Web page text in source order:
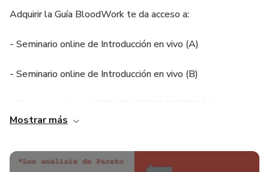
Adquirir la Guía BloodWork te da acceso a:
- Seminario online de Introducción en vivo (A)
- Seminario online de Introducción en vivo (B)
- Mentoría grupal online de Interpretación de tus análisis
Mostrar más